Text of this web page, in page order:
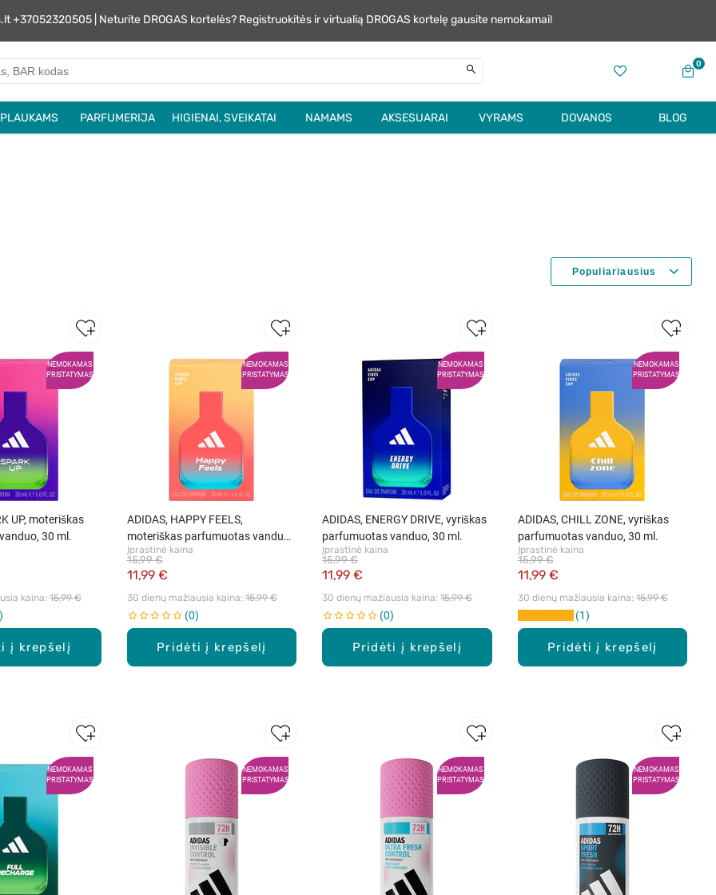
+37052320505 | Neturite DROGAS kortelės? Registruokitės ir virtualią DROGAS kortelę gausite nemokamai!
0
PLAUKAMS PARFUMERIJA HIGIENAI, SVEIKATAI NAMAMS AKSESUARAI VYRAMS DOVANOS BLOG
NEMOKAMAS
PRISTATYMAS
į krepšelį
UP, moteriškas
30 ml.
kaina: 15,99 €
NEMOKAMAS
PRISTATYMAS
Pridėti į krepšelį
ADIDAS, HAPPY FEELS,
moteriškas parfumuotas vanduo,
30 ml.
Įprastinė kaina
11,99 €
15,99 €
30 dienų mažiausia kaina: 15,99 €
0
NEMOKAMAS
PRISTATYMAS
Pridėti į krepšelį
ADIDAS, ENERGY DRIVE, vyriškas
parfumuotas vanduo, 30 ml.
Įprastinė kaina
11,99 €
15,99 €
30 dienų mažiausia kaina: 15,99 €
0
NEMOKAMAS
PRISTATYMAS
Pridėti į krepšelį
ADIDAS, CHILL ZONE, vyriškas
parfumuotas vanduo, 30 ml.
Įprastinė kaina
11,99 €
15,99 €
30 dienų mažiausia kaina: 15,99 €
1
NEMOKAMAS
PRISTATYMAS
NEMOKAMAS
PRISTATYMAS
NEMOKAMAS
PRISTATYMAS
NEMOKAMAS
PRISTATYMAS